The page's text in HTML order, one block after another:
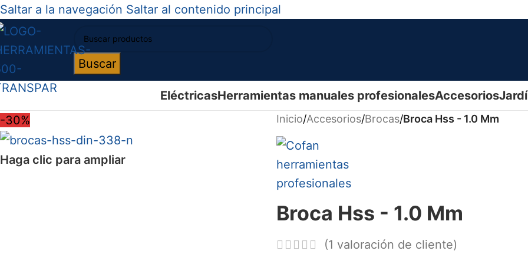
Saltar a la navegación Saltar al contenido principal
Buscar
EléctricasHerramientas manuales profesionalesAccesorios
-30%
Haga clic para ampliar
Inicio/Accesorios/Brocas/Broca Hss - 1.0 Mm
Broca Hss - 1.0 Mm
(1 valoración de cliente)